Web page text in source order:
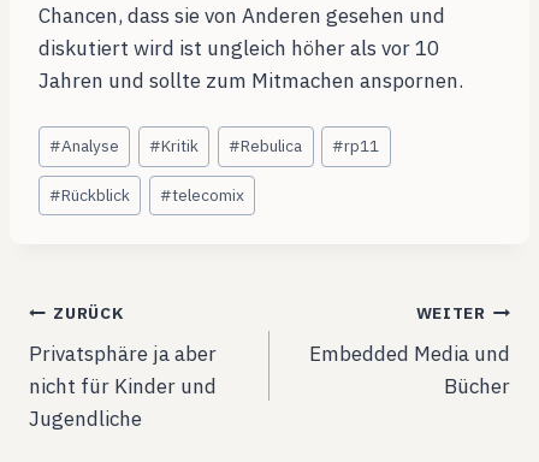
Chancen, dass sie von Anderen gesehen und
diskutiert wird ist ungleich höher als vor 10
Jahren und sollte zum Mitmachen anspornen.
Schlagworte:
#Analyse #Kritik #Rebulica #rp11
#Rückblick #telecomix
Beitragsnavigation
ZURÜCK
Privatsphäre ja aber
nicht für Kinder und
Jugendliche
WEITER
Embedded Media und
Bücher